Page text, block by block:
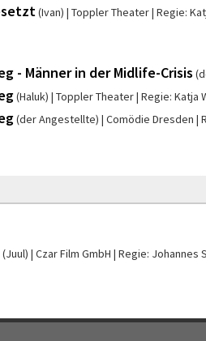
(Ivan) Toppler Theater Regie:
- Männer in der Midlife-Crisis
(Haluk) Toppler Theater Regie: Katja
(der Angestellte) Comödie Dresden
(Juul) Czar Film GmbH Regie: Johannes